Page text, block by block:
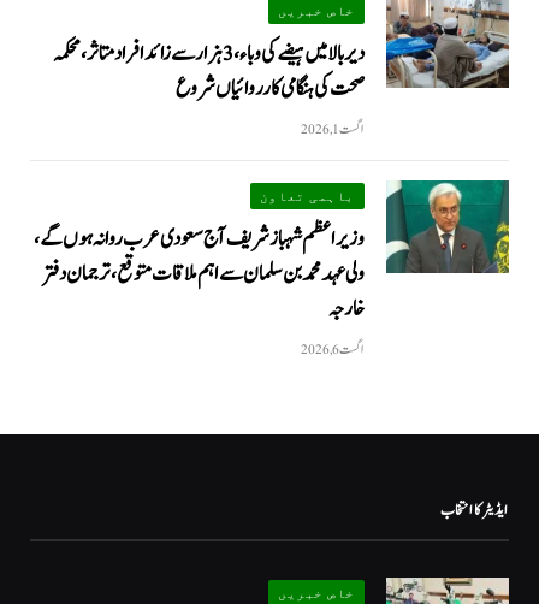
خاص خبریں
دیر بالا میں ہیضے کی وباء، 3 ہزار سے زائد افراد متاثر، محکمہ
صحت کی ہنگامی کارروائیاں شروع
اگست 1, 2026
باہمی تعاون
وزیراعظم شہباز شریف آج سعودی عرب روانہ ہوں گے،
ولی عہد محمد بن سلمان سے اہم ملاقات متوقع، ترجمان دفتر
خارجہ
اگست 6, 2026
ایڈیٹر کا انتخاب
خاص خبریں